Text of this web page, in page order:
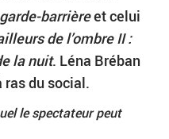
barrièreet celui
de l’ombre II :
la nuit. Léna Bréban
ras du social.
le spectateur peut